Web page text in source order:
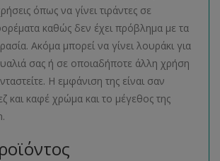
όπως να γίνει τιράντες σε
καθώς δεν έχει πρόβλημα με τα
Ακόμα μπορεί να γίνει λουράκι για
σας ή σε οποιαδήποτε άλλη χρήση
Η εμφάνιση της είναι σαν
και καφέ χρώμα και το μέγεθος της